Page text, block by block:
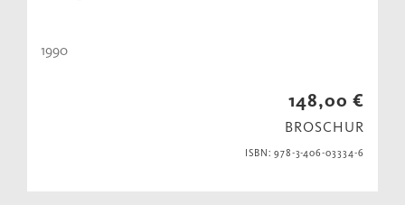
1990
148,00 €
BROSCHUR
ISBN: 978-3-406-03334-6